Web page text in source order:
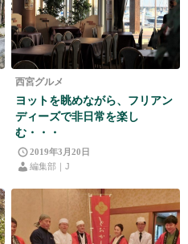
西宮グルメ
ヨットを眺めながら、フリアン
ディーズで非日常を楽し
む・・・
2019年3月20日
編集部｜J